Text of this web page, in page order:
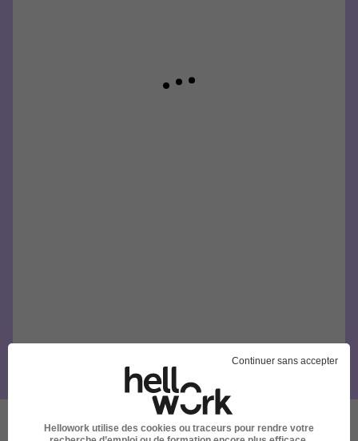
Continuer sans accepter
Hellowork utilise des cookies ou traceurs pour rendre votre